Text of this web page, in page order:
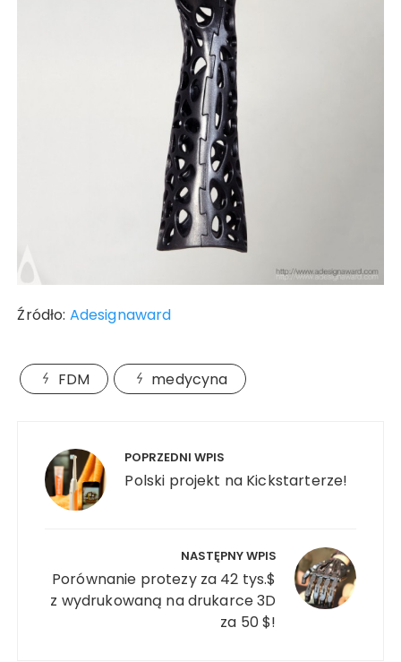
Źródło: Adesignaward
FDM medycyna
wpisu POPRZEDNI WPIS
Polski projekt na Kickstarterze!
NASTĘPNY WPIS
Porównanie protezy za 42 tys.$
z wydrukowaną na drukarce 3D
za 50 $!